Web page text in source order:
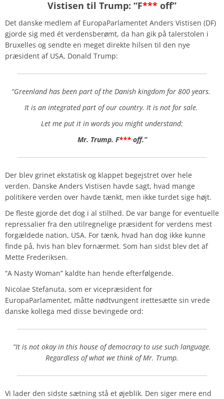
Vistisen til Trump: “F*** off”
Det danske medlem af EuropaParlamentet Anders Vistisen (DF)
gjorde sig med ét verdensberømt, da han gik på talerstolen i
Bruxelles og sendte en meget direkte hilsen til den nye
præsident af USA, Donald Trump:
“Greenland has been part of the Danish kingdom for 800 years.
It is an integrated part of our country. It is not for sale.
Let me put it in words you might understand:
Mr. Trump. F***off.”
Der blev grinet ekstatisk og klappet begejstret over hele
verden. Danske Anders Vistisen havde sagt, hvad mange
politikere verden over havde tænkt, men ikke turdet sige højt.
De fleste gjorde det dog i al stilhed. De var bange for eventuelle
repressalier fra den utilregnelige præsident for verdens mest
forgældede nation, USA. For tænk, hvad han dog ikke kunne
finde på, hvis han blev fornærmet. Som han sidst blev det af
Mette Frederiksen.
“A Nasty Woman” kaldte han hende efterfølgende.
Nicolae Stefanuta, som er vicepræsident for
EuropaParlamentet, måtte nødtvungent irettesætte sin vrede
danske kollega med disse bevingede ord:
“It is not okay in this house of democracy to use such language.
Regardless of what we think of Mr. Trump.
Vi lader den sidste sætning stå et øjeblik. Den siger mere end